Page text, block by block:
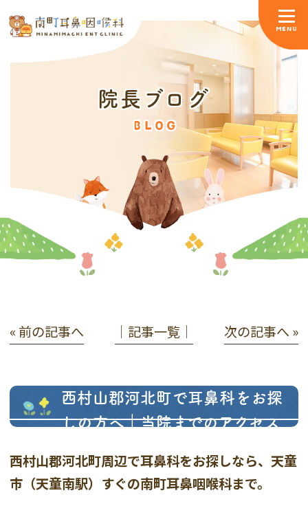
院長ブログ
BLOG
« 前の記事へ │記事一覧│ 次の記事へ »
西村山郡河北町で耳鼻科をお探
しの方へ｜当院までのアクセス
西村山郡河北町周辺で耳鼻科をお探しなら、天童
市（天童南駅）すぐの南町耳鼻咽喉科まで。